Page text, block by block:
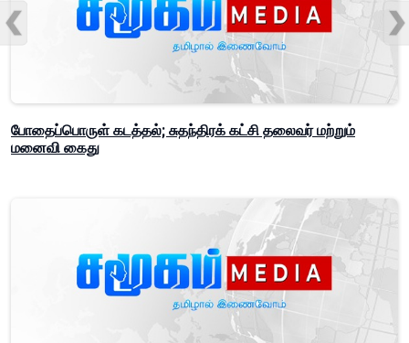
போதைப்பொருள் கடத்தல்; சுதந்திரக் கட்சி தலைவர் மற்றும்
மனைவி கைது